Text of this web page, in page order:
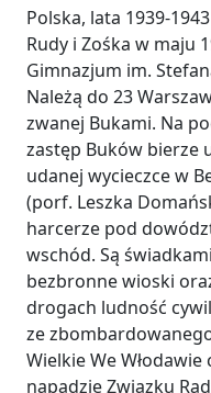
Polska, lata 1939-
Rudy i Zośka w maju
Gimnazjum im.
Należą do 23
zwanej Bukami. Na
zastęp Buków bierze
udanej wycieczce w
(porf. Leszka
harcerze pod
wschód. Są
bezbronne wioski
drogach ludność
ze
Wielkie We
napadzie Związku